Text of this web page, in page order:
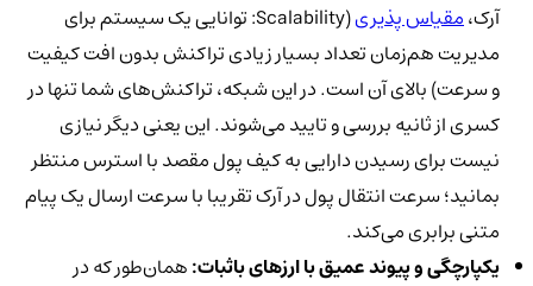
آرک،مقیاس‌ پذیری
(Scalability: توانایی یک سیستم برای
مدیریت هم‌زمان تعداد بسیار زیادی تراکنش بدون افت کیفیت
و سرعت) بالای آن است. در این شبکه، تراکنش‌های شما تنها در
کسری از ثانیه بررسی و تایید می‌شوند. این یعنی دیگر نیازی
نیست برای رسیدن دارایی به کیف پول مقصد با استرس منتظر
بمانید؛ سرعت انتقال پول در آرک تقریبا با سرعت ارسال یک پیام
متنی برابری می‌کند.
یکپارچگی و پیوند عمیق با ارزهای باثبات:همان‌طور که در